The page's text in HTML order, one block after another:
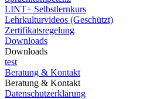
LINT+ Selbstlernkurs
Lehrkulturvideos (Geschützt)
Zertifikatsregelung
Downloads
Downloads
test
Beratung & Kontakt
Beratung & Kontakt
Datenschutzerklärung